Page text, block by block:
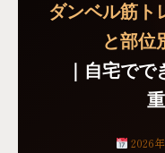
ダンベル筋ト
と部位
｜自宅で
2026